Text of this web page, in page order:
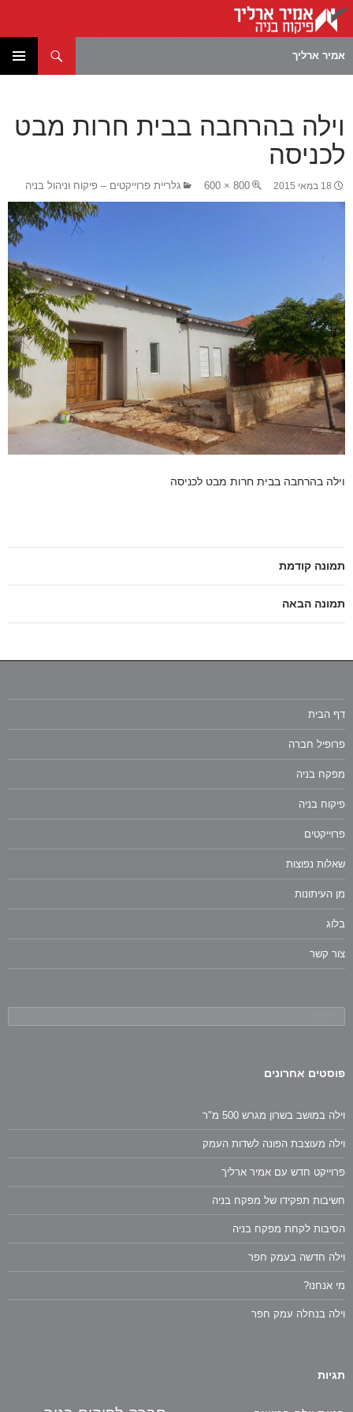
אמיר ארליך
וילה בהרחבה בבית חרות מבט
לכניסה
18 במאי 2015 800 × 600 גלריית פרוייקטים – פיקוח וניהול בניה
וילה בהרחבה בבית חרות מבט לכניסה
תמונה קודמת
תמונה הבאה
דף הבית
פרופיל חברה
מפקח בניה
פיקוח בניה
פרוייקטים
שאלות נפוצות
מן העיתונות
בלוג
צור קשר
פוסטים אחרונים
וילה במושב בשרון מגרש 500 מ"ר
וילה מעוצבת הפונה לשדות העמק
פרוייקט חדש עם אמיר ארליך
חשיבות תפקידו של מפקח בניה
הסיבות לקחת מפקח בניה
וילה חדשה בעמק חפר
מי אנחנו?
וילה בנחלה עמק חפר
תגיות